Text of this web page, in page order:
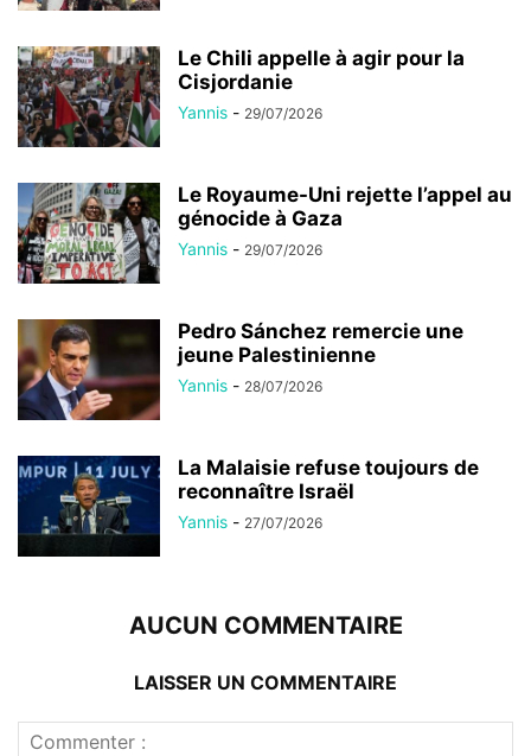
Le Chili appelle à agir pour la
Cisjordanie
Yannis - 29/07/2026
Le Royaume-Uni rejette l’appel au
génocide à Gaza
Yannis - 29/07/2026
Pedro Sánchez remercie une
jeune Palestinienne
Yannis - 28/07/2026
La Malaisie refuse toujours de
reconnaître Israël
Yannis - 27/07/2026
AUCUN COMMENTAIRE
LAISSER UN COMMENTAIRE